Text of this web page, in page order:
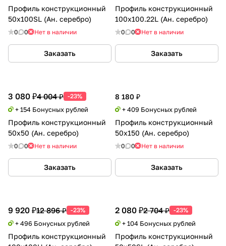
Профиль конструкционный
50х100SL (Ан. серебро)
0 0 Нет в наличии
Заказать
Профиль конструкционный
100х100.22L (Ан. серебро)
0 0 Нет в наличии
Заказать
3 080 ₽4 004 ₽ -23%
+ 154 Бонусных рублей
Профиль конструкционный
50х50 (Ан. серебро)
0 0 Нет в наличии
Заказать
8 180 ₽
+ 409 Бонусных рублей
Профиль конструкционный
50х150 (Ан. серебро)
0 0 Нет в наличии
Заказать
9 920 ₽12 896 ₽ -23%
+ 496 Бонусных рублей
Профиль конструкционный
2 080 ₽2 704 ₽ -23%
+ 104 Бонусных рублей
Профиль конструкционный